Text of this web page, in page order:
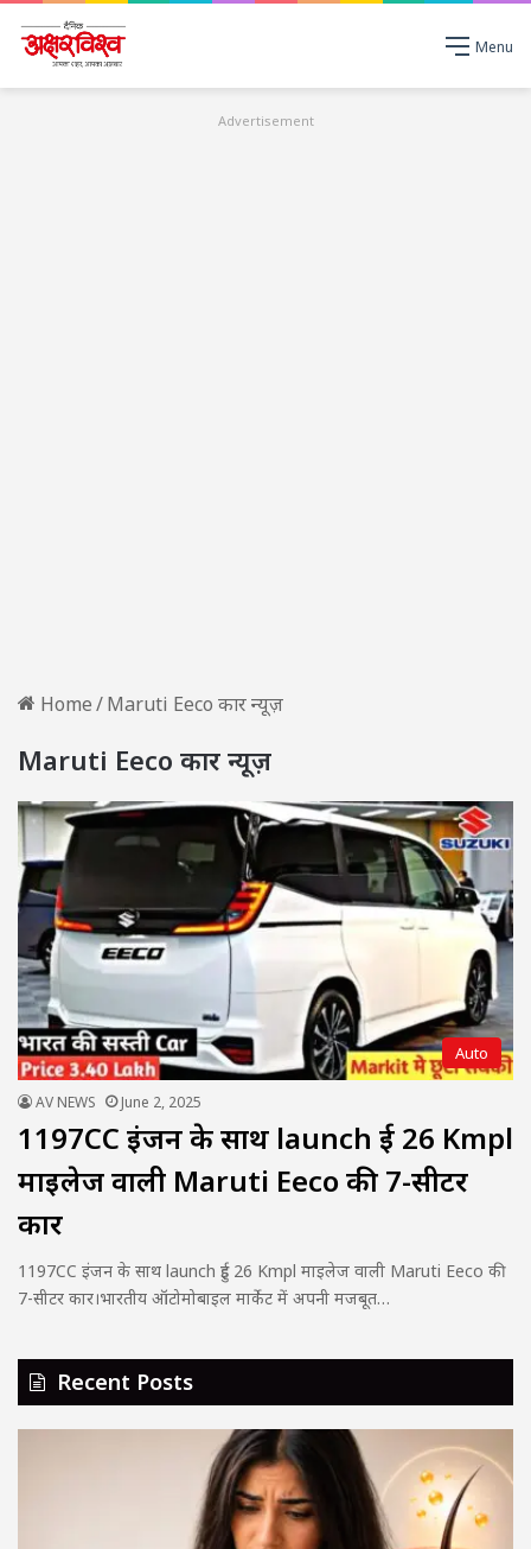
Menu
Advertisement
Home/Maruti Eeco कार न्यूज़
Maruti Eeco कार न्यूज़
Auto
AV NEWS June 2, 2025
1197CC इंजन के साथ launch हुई 26 Kmpl
माइलेज वाली Maruti Eeco की 7-सीटर
कार
1197CC इंजन के साथ launch हुई 26 Kmpl माइलेज वाली Maruti Eeco की
7-सीटर कार।भारतीय ऑटोमोबाइल मार्केट में अपनी मजबूत…
Recent Posts